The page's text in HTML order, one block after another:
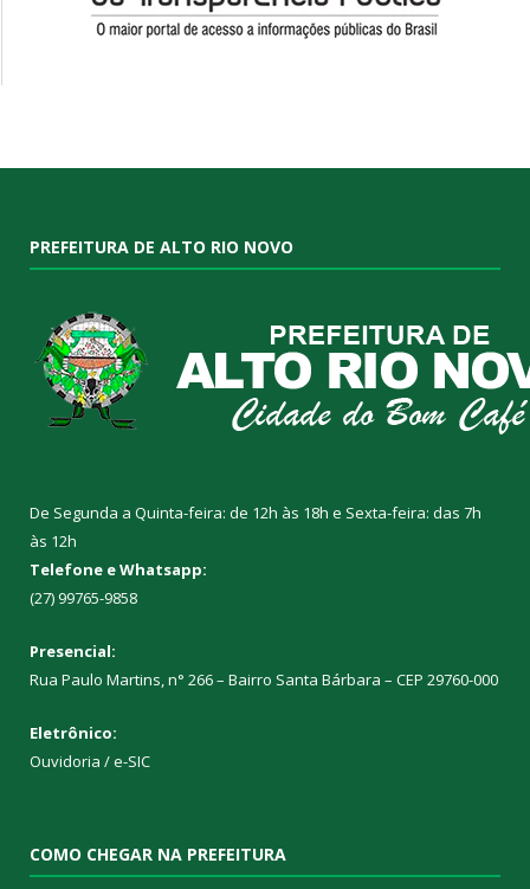
PREFEITURA DE ALTO RIO NOVO
De Segunda a Quinta-feira: de 12h às 18h e Sexta-feira: das 7h
às 12h
Telefone e Whatsapp:
(27) 99765-9858
Presencial:
Rua Paulo Martins, n° 266 – Bairro Santa Bárbara – CEP 29760-000
Eletrônico:
Ouvidoria /e-SIC
COMO CHEGAR NA PREFEITURA